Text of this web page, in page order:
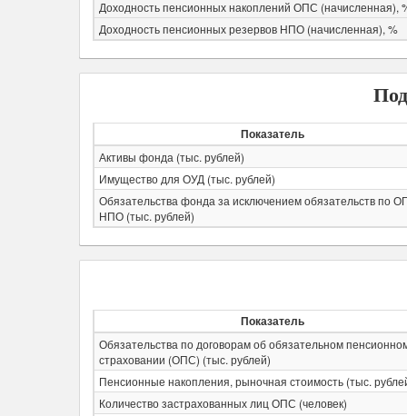
Доходность пенсионных накоплений ОПС (начисленная),
Доходность пенсионных резервов НПО (начисленная), %
Показатель
Активы фонда (тыс. рублей)
Имущество для ОУД (тыс. рублей)
Обязательства фонда за исключением обязательств по
НПО (тыс. рублей)
Показатель
Обязательства по договорам об обязательном
страховании (ОПС) (тыс. рублей)
Пенсионные накопления, рыночная стоимость (тыс.
Количество застрахованных лиц ОПС (человек)